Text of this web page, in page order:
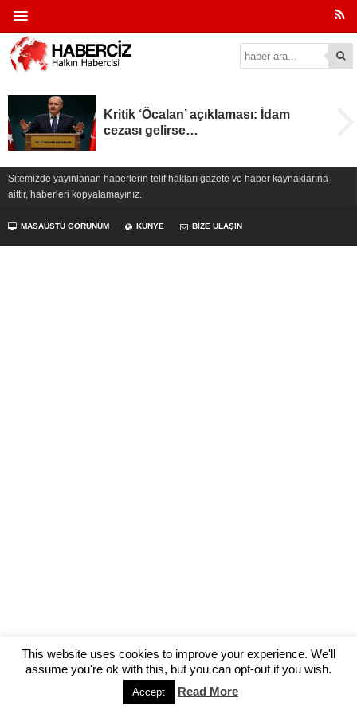
Kritik ‘Öcalan’ açıklaması: İdam
cezası gelirse…
Sitemizde yayınlanan haberlerin telif hakları gazete ve haber kaynaklarına
aittir, haberleri kopyalamayınız.
MASAÜSTÜ GÖRÜNÜM KÜNYE BİZE ULAŞIN
This website uses cookies to improve your experience. We'll
assume you're ok with this, but you can opt-out if you wish.
Accept Read More